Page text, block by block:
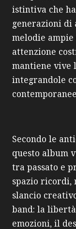
istintiva che
generazioni di
melodie ampie
attenzione
mantiene vive
integrandole
Secondo le
questo album
tra passato e
spazio ricordi,
slancio
band: la
emozioni, il